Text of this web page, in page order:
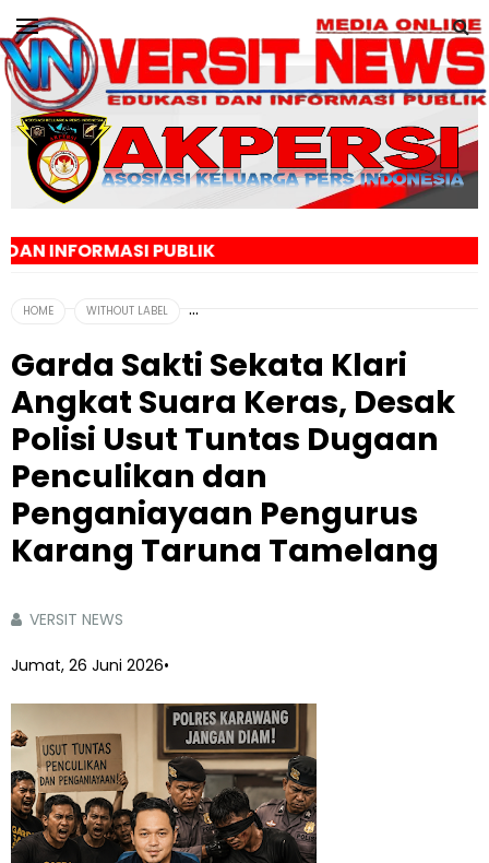
HOME WITHOUT LABEL
Garda Sakti Sekata Klari
Angkat Suara Keras, Desak
Polisi Usut Tuntas Dugaan
Penculikan dan
Penganiayaan Pengurus
Karang Taruna Tamelang
VERSIT NEWS
Jumat, 26 Juni 2026•